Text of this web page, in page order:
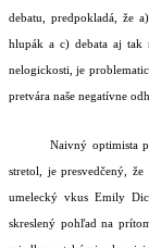
debatu, predpokladá, že
hlupák a c) debata aj tak
nelogickosti, je
pretvára naše negatívne
Naivný optimista
stretol, je presvedčený,
umelecký vkus Emily
skreslený pohľad na